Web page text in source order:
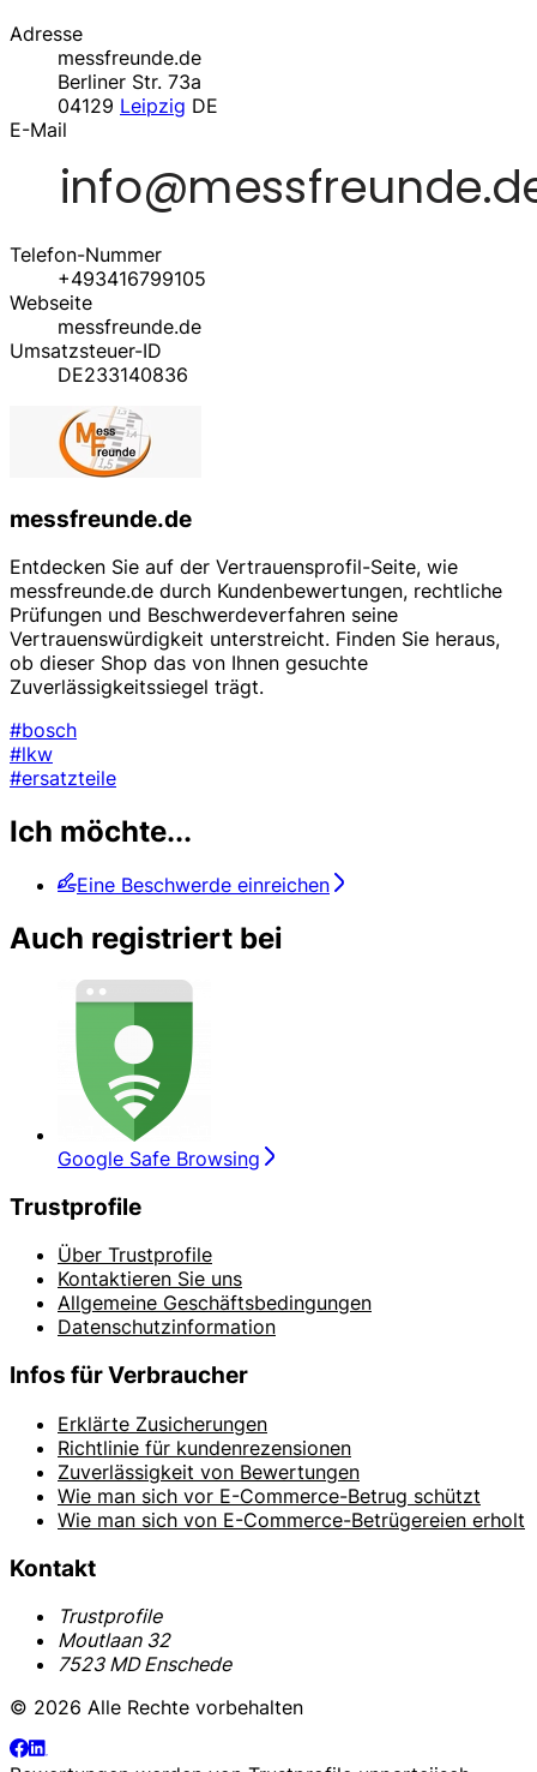
Adresse
messfreunde.de
Berliner Str. 73a
04129 Leipzig DE
E-Mail
Telefon-Nummer
+493416799105
Webseite
messfreunde.de
Umsatzsteuer-ID
DE233140836
messfreunde.de
Entdecken Sie auf der Vertrauensprofil-Seite, wie
messfreunde.de durch Kundenbewertungen, rechtliche
Prüfungen und Beschwerdeverfahren seine
Vertrauenswürdigkeit unterstreicht. Finden Sie heraus,
ob dieser Shop das von Ihnen gesuchte
Zuverlässigkeitssiegel trägt.
#bosch
#lkw
#ersatzteile
Ich möchte...
Eine Beschwerde einreichen
Auch registriert bei
Google Safe Browsing
Trustprofile
Über Trustprofile
Kontaktieren Sie uns
Allgemeine Geschäftsbedingungen
Datenschutzinformation
Infos für Verbraucher
Erklärte Zusicherungen
Richtlinie für kundenrezensionen
Zuverlässigkeit von Bewertungen
Wie man sich vor E-Commerce-Betrug schützt
Wie man sich von E-Commerce-Betrügereien erholt
Kontakt
Trustprofile
Moutlaan 32
7523 MD Enschede
© 2026 Alle Rechte vorbehalten